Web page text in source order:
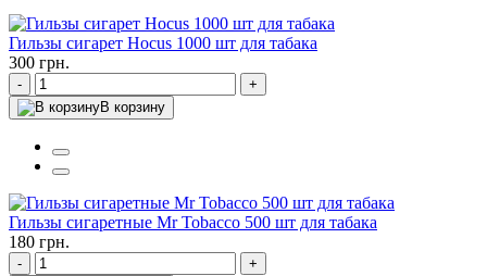
Гильзы сигарет Hocus 1000 шт для табака
300 грн.
-
+
В корзину
Гильзы сигаретные Mr Tobacco 500 шт для табака
180 грн.
-
+